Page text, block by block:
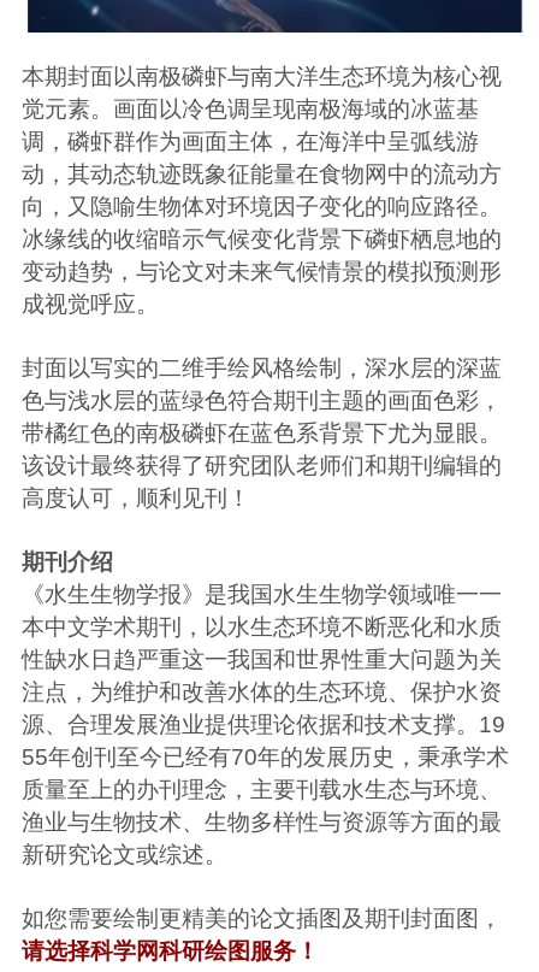
本期封面以南极磷虾与南大洋生态环境为核心视
觉元素。画面以冷色调呈现南极海域的冰蓝基
调，磷虾群作为画面主体，在海洋中呈弧线游
动，其动态轨迹既象征能量在食物网中的流动方
向，又隐喻生物体对环境因子变化的响应路径。
冰缘线的收缩暗示气候变化背景下磷虾栖息地的
变动趋势，与论文对未来气候情景的模拟预测形
成视觉呼应。
封面以写实的二维手绘风格绘制，深水层的深蓝
色与浅水层的蓝绿色符合期刊主题的画面色彩，
带橘红色的南极磷虾在蓝色系背景下尤为显眼。
该设计最终获得了研究团队老师们和期刊编辑的
高度认可，顺利见刊！
期刊介绍
《水生生物学报》是我国水生生物学领域唯一一
本中文学术期刊，以水生态环境不断恶化和水质
性缺水日趋严重这一我国和世界性重大问题为关
注点，为维护和改善水体的生态环境、保护水资
源、合理发展渔业提供理论依据和技术支撑。19
55年创刊至今已经有70年的发展历史，秉承学术
质量至上的办刊理念，主要刊载水生态与环境、
渔业与生物技术、生物多样性与资源等方面的最
新研究论文或综述。
如您需要绘制更精美的论文插图及期刊封面图，
请选择科学网科研绘图服务！